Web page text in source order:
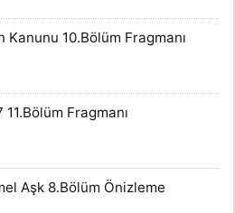
Kanunu 10.Bölüm Fragmanı
11.Bölüm Fragmanı
Aşk 8.Bölüm Önizleme